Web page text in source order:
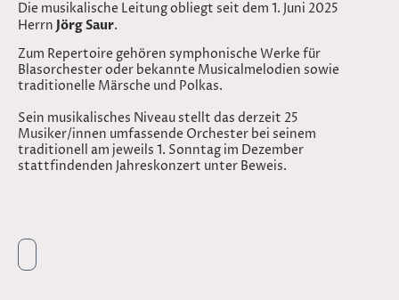
Die musikalische Leitung obliegt seit dem 1. Juni 2025
Herrn Jörg Saur.
Zum Repertoire gehören symphonische Werke für
Blasorchester oder bekannte Musicalmelodien sowie
traditionelle Märsche und Polkas.
Sein musikalisches Niveau stellt das derzeit 25
Musiker/innen umfassende Orchester bei seinem
traditionell am jeweils 1. Sonntag im Dezember
stattfindenden Jahreskonzert unter Beweis.